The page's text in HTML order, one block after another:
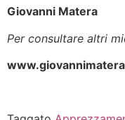
Giovanni Matera
Per consultare altri